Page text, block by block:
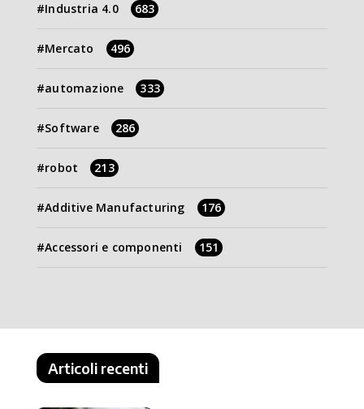
Industria 4.0 683
Mercato 496
automazione 333
Software 286
robot 213
Additive Manufacturing 176
Accessori e componenti 151
Articoli recenti